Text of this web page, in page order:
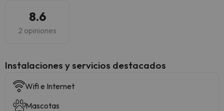
8.6
2 opiniones
Instalaciones y servicios destacados
Wifi e Internet
Mascotas